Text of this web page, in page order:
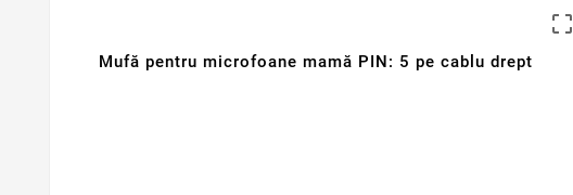

Mufă pentru microfoane mamă PIN: 5 pe cablu drept